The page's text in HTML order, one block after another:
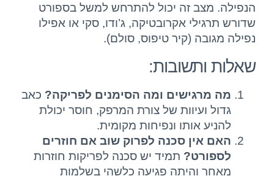
הנפילה. מצב זה יכול להתרחש למשל בספורט
שדורש תרגילי אקרובטיקה, ג’ודו, סקי או אפילו
נפילה מגובה (קיר טיפוס, סולם).
שאלות ותשובות:
מה מרגישים ומה הסימנים לפריקה? כאב
גדול ועיוות של צורת המרפק, חוסר יכולת
להניע אותו ונפיחות מקומית.
האם אין סכנה לפרוק שוב אם חוזרים
לספורט? תמיד יש סכנה לפריקות חוזרות
מאחר והיתה פגיעה כלשהי בשלמות